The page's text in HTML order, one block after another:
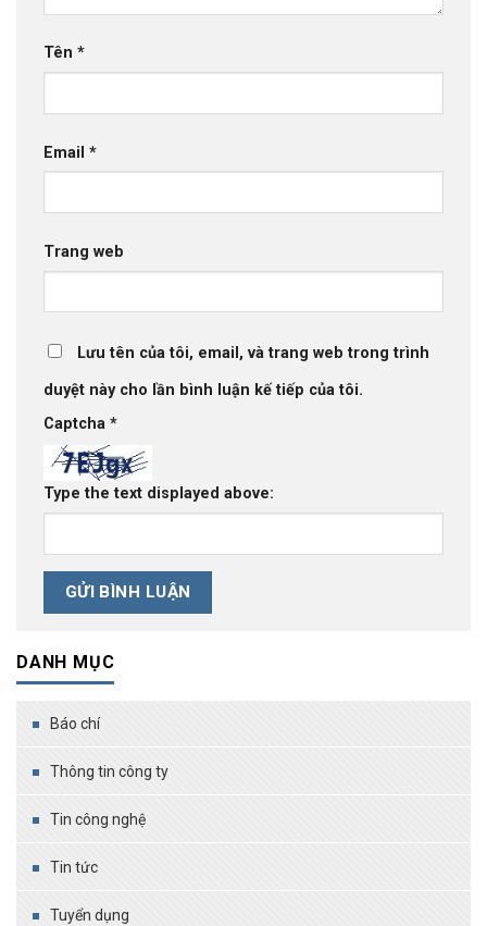
Tên *
Email *
Trang web
Lưu tên của tôi, email, và trang web trong trình
duyệt này cho lần bình luận kế tiếp của tôi.
Captcha *
Type the text displayed above:
DANH MỤC
Báo chí
Thông tin công ty
Tin công nghệ
Tin tức
Tuyển dụng